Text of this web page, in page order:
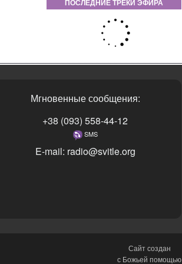
ПОСЛЕДНИЕ ТРЕКИ ЭФИРА
Мгновенные сообщения:
+38 (093) 558-44-12
SMS
E-mail: radio@svitle.org
Сайт создан
с Божьей помощью